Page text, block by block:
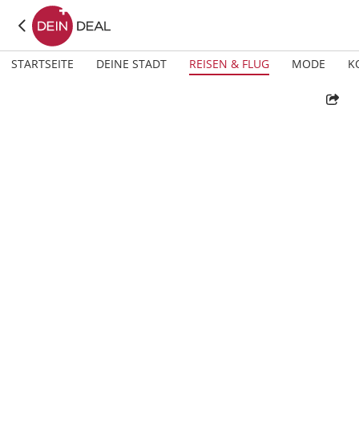
STARTSEITE DEINE STADT REISEN & FLUG MODE